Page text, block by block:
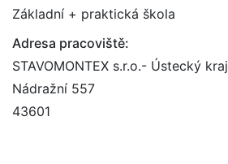
Základní + praktická škola
Adresa pracoviště:
STAVOMONTEX s.r.o.- Ústecký kraj
Nádražní 557
43601